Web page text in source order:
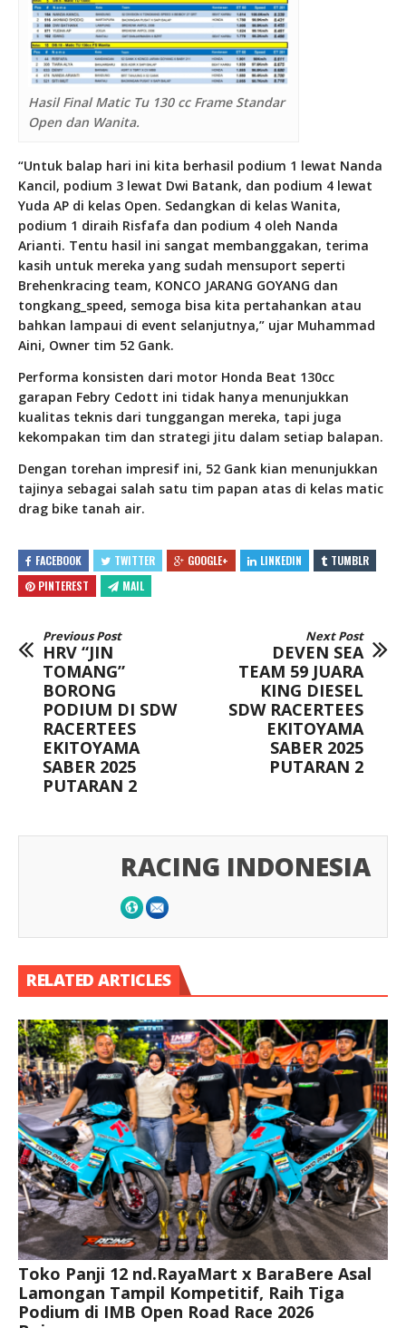
Hasil Final Matic Tu 130 cc Frame Standar
Open dan Wanita.
“Untuk balap hari ini kita berhasil podium 1 lewat Nanda
Kancil, podium 3 lewat Dwi Batank, dan podium 4 lewat
Yuda AP di kelas Open. Sedangkan di kelas Wanita,
podium 1 diraih Risfafa dan podium 4 oleh Nanda
Arianti. Tentu hasil ini sangat membanggakan, terima
kasih untuk mereka yang sudah mensuport seperti
Brehenkracing team, KONCO JARANG GOYANG dan
tongkang_speed, semoga bisa kita pertahankan atau
bahkan lampaui di event selanjutnya,” ujar Muhammad
Aini, Owner tim 52 Gank.
Performa konsisten dari motor Honda Beat 130cc
garapan Febry Cedott ini tidak hanya menunjukkan
kualitas teknis dari tunggangan mereka, tapi juga
kekompakan tim dan strategi jitu dalam setiap balapan.
Dengan torehan impresif ini, 52 Gank kian menunjukkan
tajinya sebagai salah satu tim papan atas di kelas matic
drag bike tanah air.
FACEBOOK TWITTER GOOGLE+ LINKEDIN
TUMBLR
PINTEREST
MAIL
Previous Post
HRV “JIN
TOMANG”
BORONG
PODIUM DI SDW
RACERTEES
EKITOYAMA
SABER 2025
PUTARAN 2
Next Post
DEVEN SEA
TEAM 59 JUARA
KING DIESEL
SDW RACERTEES
EKITOYAMA
SABER 2025
PUTARAN 2
RACING INDONESIA
RELATED ARTICLES
Toko Panji 12 nd.RayaMart x BaraBere Asal
Lamongan Tampil Kompetitif, Raih Tiga
Podium di IMB Open Road Race 2026